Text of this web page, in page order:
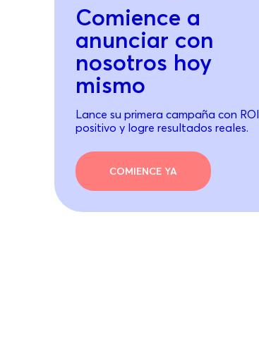
Comience a
anunciar con
nosotros hoy
mismo
Lance su primera campaña con ROI
positivo y logre resultados reales.
COMIENCE YA